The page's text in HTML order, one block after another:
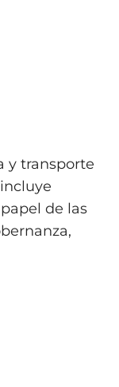
y transporte
de las